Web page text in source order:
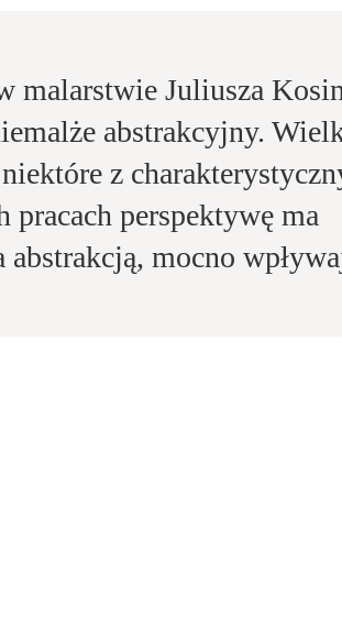
malarstwie Juliusza
abstrakcyjny.
z
perspektywę ma
mocno